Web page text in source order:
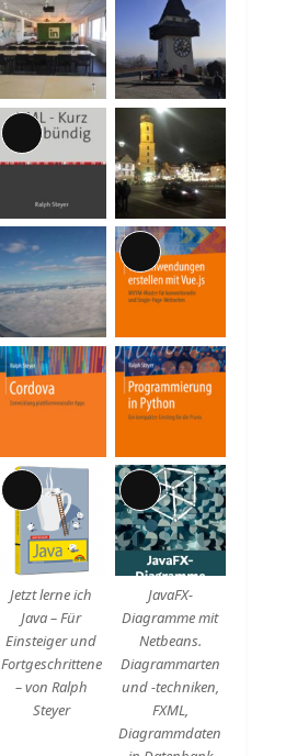
Lange
Beschreibung
Lange
Beschreibung
Lange
Beschreibung
Jetzt lerne ich
Java – Für
Einsteiger und
Fortgeschrittene
– von Ralph
Steyer
Lange
Beschreibung
JavaFX-
Diagramme mit
Netbeans.
Diagrammarten
und -techniken,
FXML,
Diagrammdaten